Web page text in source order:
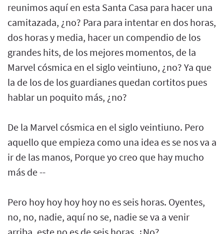
reunimos aquí en esta Santa Casa para hacer una
camitazada, ¿no? Para para intentar en dos horas,
dos horas y media, hacer un compendio de los
grandes hits, de los mejores momentos, de la
Marvel cósmica en el siglo veintiuno, ¿no? Ya que
la de los de los guardianes quedan cortitos pues
hablar un poquito más, ¿no?
De la Marvel cósmica en el siglo veintiuno. Pero
aquello que empieza como una idea es se nos va a
ir de las manos, Porque yo creo que hay mucho
más de --
Pero hoy hoy hoy hoy no es seis horas. Oyentes,
no, no, nadie, aquí no se, nadie se va a venir